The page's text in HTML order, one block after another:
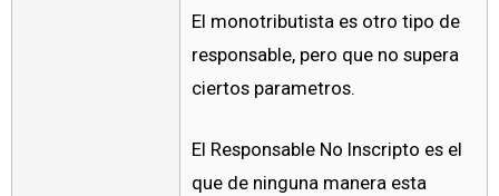
El monotributista es otro tipo de
responsable, pero que no supera
ciertos parametros.
El Responsable No Inscripto es el
que de ninguna manera esta